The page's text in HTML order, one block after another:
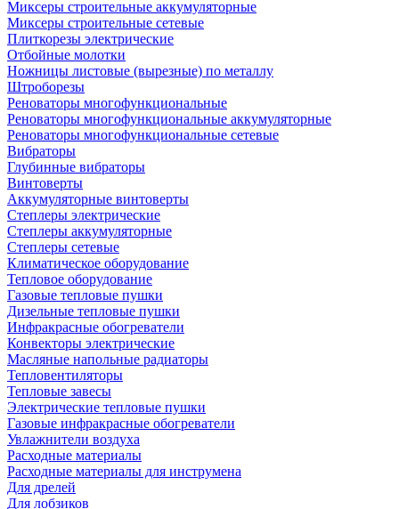
Миксеры строительные аккумуляторные
Миксеры строительные сетевые
Плиткорезы электрические
Отбойные молотки
Ножницы листовые (вырезные) по металлу
Штроборезы
Реноваторы многофункциональные
Реноваторы многофункциональные аккумуляторные
Реноваторы многофункциональные сетевые
Вибраторы
Глубинные вибраторы
Винтоверты
Аккумуляторные винтоверты
Степлеры электрические
Степлеры аккумуляторные
Степлеры сетевые
Климатическое оборудование
Тепловое оборудование
Газовые тепловые пушки
Дизельные тепловые пушки
Инфракрасные обогреватели
Конвекторы электрические
Масляные напольные радиаторы
Тепловентиляторы
Тепловые завесы
Электрические тепловые пушки
Газовые инфракрасные обогреватели
Увлажнители воздуха
Расходные материалы
Расходные материалы для инструмена
Для дрелей
Для лобзиков